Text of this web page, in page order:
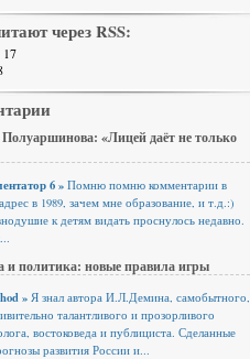
через RSS:
17
«Лицей даёт не только
6 » Помню помню комментарии в
в 1989, зачем мне образование, и т.д.:)
к детям видать проснулось недавно.
и политика: новые правила игры
» Я знал автора И.Л.Демина, самобытного,
талантливого и прозорливого
востоковеда и публициста. Сделанные
развития России и...